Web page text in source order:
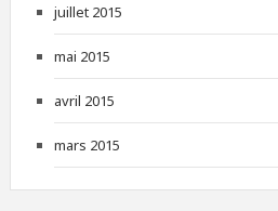
juillet 2015
mai 2015
avril 2015
mars 2015